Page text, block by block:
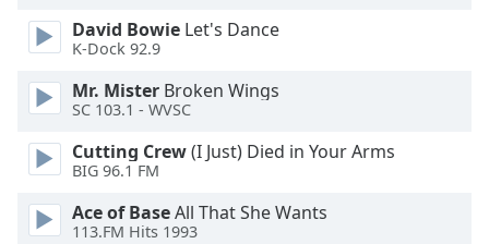
window.
Text
Color
Opacity
Text
David Bowie Let's Dance
K-Dock 92.9
Mr. Mister Broken Wings
SC 103.1 - WVSC
Cutting Crew(I Just) Died in Your Arms
BIG 96.1 FM
Ace of BaseAll That She Wants
113.FM Hits 1993